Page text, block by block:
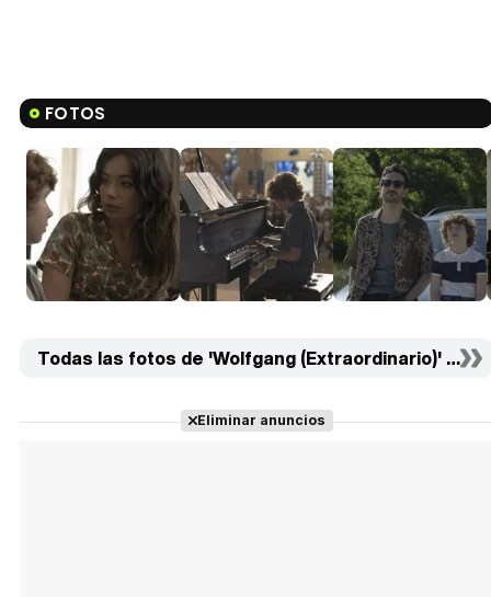
FOTOS
Todas las fotos de 'Wolfgang (Extraordinario)' (17)
Eliminar anuncios